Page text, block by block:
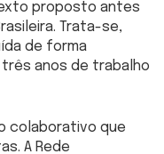
proposto antes
Trata-se,
de forma
anos de trabalho
colaborativo que
A Rede